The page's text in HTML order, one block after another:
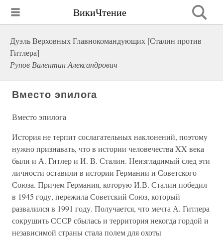
ВикиЧтение
Дуэль Верховных Главнокомандующих [Сталин против
Гитлера]
Рунов Валентин Александрович
Вместо эпилога
Вместо эпилога
История не терпит сослагательных наклонений, поэтому
нужно признавать, что в истории человечества XX века
были и А. Гитлер и И. В. Сталин. Неизгладимый след эти
личности оставили в истории Германии и Советского
Союза. Причем Германия, которую И.В. Сталин победил
в 1945 году, пережила Советский Союз, который
развалился в 1991 году. Получается, что мечта А. Гитлера
сокрушить СССР сбылась и территория некогда гордой и
независимой страны стала полем для охоты